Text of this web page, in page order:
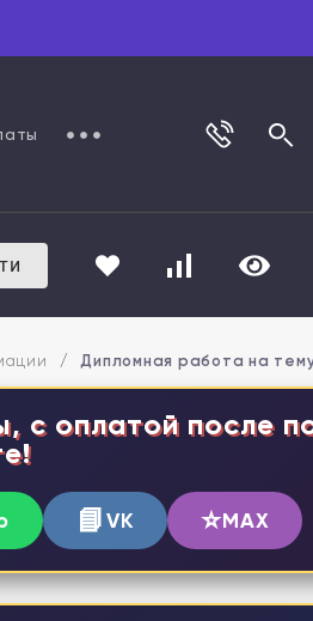
/ Дипломная работа на
с оплатой после
📘VK ⭐MAX